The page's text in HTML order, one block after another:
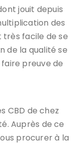
jouit depuis
des
très facile de se
de la qualité se
faire preuve de
CBD de chez
Auprès de ce
procurer à la